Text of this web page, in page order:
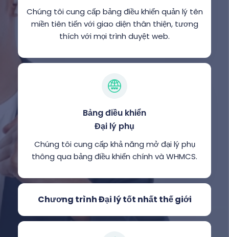
Chúng tôi cung cấp bảng điều khiển quản lý tên
miền tiên tiến với giao diện thân thiện, tương
thích với mọi trình duyệt web.
Bảng điều khiển
Đại lý phụ
Chúng tôi cung cấp khả năng mở đại lý phụ
thông qua bảng điều khiển chính và WHMCS.
Chương trình Đại lý tốt nhất thế giới